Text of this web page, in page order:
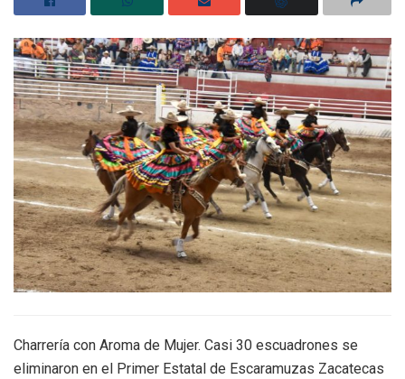
Charrería con Aroma de Mujer. Casi 30 escuadrones se
eliminaron en el Primer Estatal de Escaramuzas Zacatecas